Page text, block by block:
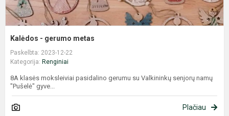
Kalėdos - gerumo metas
Paskelbta: 2023-12-22
Kategorija: Renginiai
8A klasės moksleiviai pasidalino gerumu su Valkininkų senjorų namų
"Pušelė" gyve...
Plačiau